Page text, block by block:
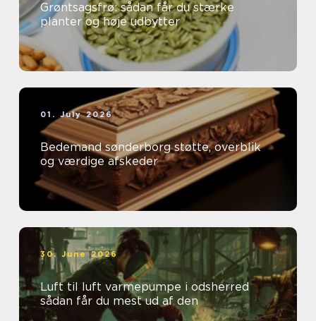
Grøntsagsfrø: sådan får du stærke
planter og høje udbytter
01. July 2026
Bedemand sønderborg støtte, overblik
og værdige afskeder
30. June 2026
Luft til luft varmepumpe i odsherred
sådan får du mest ud af den